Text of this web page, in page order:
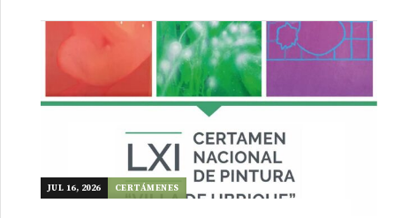
JUL 16, 2026 CERTÁMENES